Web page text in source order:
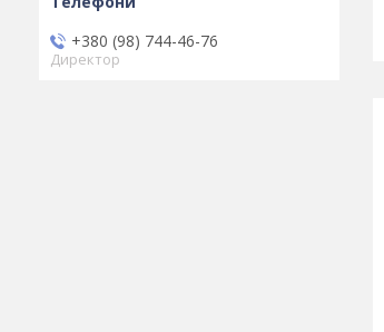
+380 (98) 744-46-76
Директор